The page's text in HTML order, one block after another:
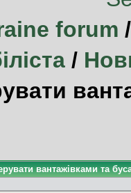
forum
/
вантажівками та